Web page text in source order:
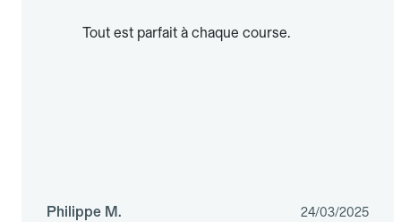
Tout est parfait à chaque course.
Philippe M. 24/03/2025